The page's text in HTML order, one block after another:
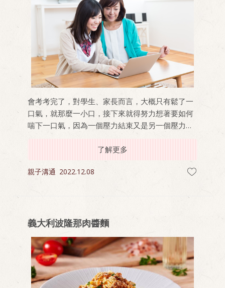
會考考完了，對學生、家長而言，大概只有鬆了一
口氣，就那麼一小口，接下來就得努力想著要如何
喘下一口氣，因為一個壓力結束又是另一個壓力開
始——如何選填志願？身為一個專業的考生家長該
如何協助孩子，心中想著要避免幫孩子做決定，又
擔心孩子亂做決定，該如何拿捏？畢竟這是孩子人
生第一個重大決定！
了解更多
親子溝通 2022.12.08
義大利波隆那肉醬麵